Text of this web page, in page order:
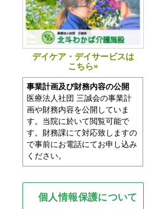
デイケア・デイサービスは
こちら»
事業計画及び財務内容の公開
医療法人社団 三誠会の事業計
画や財務内容を公開していま
す。当院に於いて閲覧可能で
す。財務課にて対応致しますの
で事前にお電話にてお申し込み
ください。
個人情報保護について